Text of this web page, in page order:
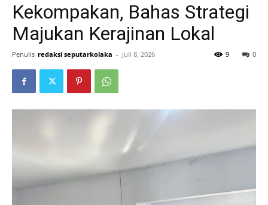
Kekompakan, Bahas Strategi
Majukan Kerajinan Lokal
Penulis redaksi seputarkolaka - Juli 8, 2026 0
9